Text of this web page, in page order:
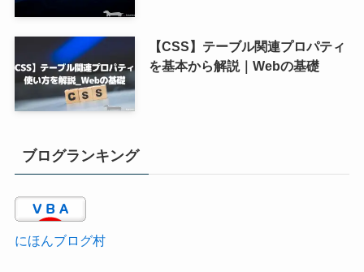
【CSS】テーブル関連プロパティ
を基本から解説｜Webの基礎
ブログランキング
にほんブログ村